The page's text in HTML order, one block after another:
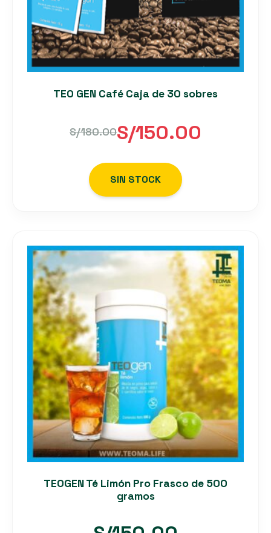
TEO GEN Café Caja de 30 sobres
S/180.00
El
precio
era:
S/180.00.
S/150.00
El
precio
es:
S/150.00.
SIN STOCK
TEOGEN Té Limón Pro Frasco de 500
gramos